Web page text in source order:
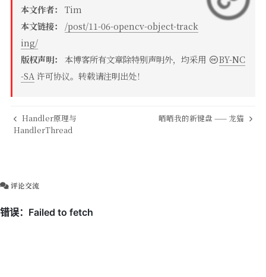
本文作者：Tim
本文链接：
/post/11-06-opencv-object-track
ing/
版权声明：本博客所有文章除特别声明外，均采用
BY-NC
-SA 许可协议。转载请注明出处！
Handler原理与
HandlerThread
晒晒我的新键盘 —— 龙猫
评论交流